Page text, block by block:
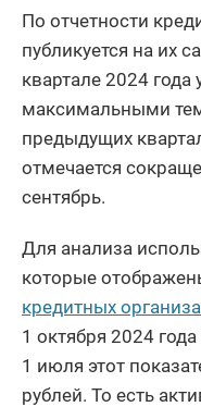
По отчетности
публикуется на их
квартале 2024 года
максимальными
предыдущих
отмечается
сентябрь.
Для анализа
которые
кредитных
1 октября 2024
1 июля этот
рублей. То есть